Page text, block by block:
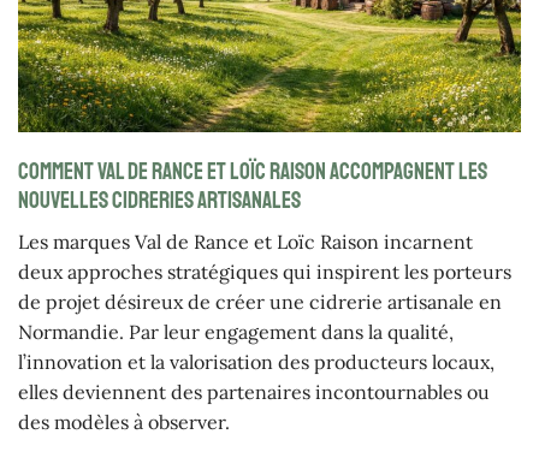
Comment Val de Rance et Loïc Raison accompagnent les
nouvelles cidreries artisanales
Les marques Val de Rance et Loïc Raison incarnent
deux approches stratégiques qui inspirent les porteurs
de projet désireux de créer une cidrerie artisanale en
Normandie. Par leur engagement dans la qualité,
l’innovation et la valorisation des producteurs locaux,
elles deviennent des partenaires incontournables ou
des modèles à observer.